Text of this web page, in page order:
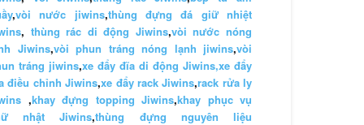
,vòi nước jiwins,thùng đựng đá giữ nhiệt
, thùng rác di động Jiwins,vòi nước nóng
Jiwins,vòi phun tráng nóng lạnh jiwins,vòi
tráng jiwins,xe đẩy đĩa di động Jiwins,xe đẩy
điều chỉnh Jiwins,xe đẩy rack Jiwins,rack rửa ly
,khay đựng topping Jiwins,khay phục vụ
nhật Jiwins,thùng đựng nguyên liệu